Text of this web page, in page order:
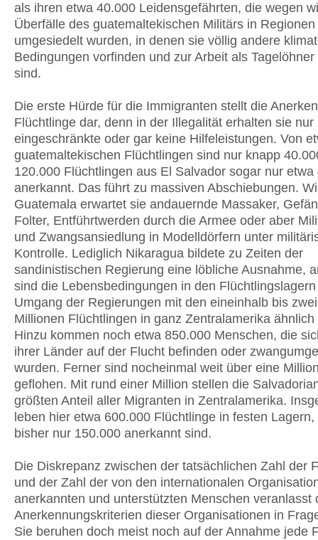
als ihren etwa 40.000 Leidensgefährten, die wegen
Überfälle des guatemaltekischen Militärs in Regionen
umgesiedelt wurden, in denen sie völlig andere
Bedingungen vorfinden und zur Arbeit als
sind.
Die erste Hürde für die Immigranten stellt die
Flüchtlinge dar, denn in der Illegalität erhalten sie nur
eingeschränkte oder gar keine Hilfeleistungen. Von
guatemaltekischen Flüchtlingen sind nur knapp
120.000 Flüchtlingen aus El Salvador sogar nur etwa
anerkannt. Das führt zu massiven Abschiebungen.
Guatemala erwartet sie andauernde Massaker,
Folter, Entführtwerden durch die Armee oder aber
und Zwangsansiedlung in Modelldörfern unter
Kontrolle. Lediglich Nikaragua bildete zu Zeiten der
sandinistischen Regierung eine löbliche Ausnahme,
sind die Lebensbedingungen in den
Umgang der Regierungen mit den eineinhalb bis
Millionen Flüchtlingen in ganz Zentralamerika
Hinzu kommen noch etwa 850.000 Menschen, die
ihrer Länder auf der Flucht befinden oder
wurden. Ferner sind nocheinmal weit über eine
geflohen. Mit rund einer Million stellen die
größten Anteil aller Migranten in Zentralamerika.
leben hier etwa 600.000 Flüchtlinge in festen
bisher nur 150.000 anerkannt sind.
Die Diskrepanz zwischen der tatsächlichen Zahl der
und der Zahl der von den internationalen
anerkannten und unterstützten Menschen veranlasst
Anerkennungskriterien dieser Organisationen in
Sie beruhen doch meist noch auf der Annahme jede